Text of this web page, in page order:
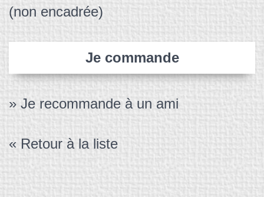
(non encadrée)
Je commande
» Je recommande à un ami
« Retour à la liste